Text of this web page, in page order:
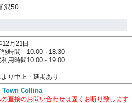
沢50
12月21日
能時間 10:00～18:30
用時間10:00～19:00
り中止・延期あり
Town Collina
直接のお問い合わせは固くお断り致します